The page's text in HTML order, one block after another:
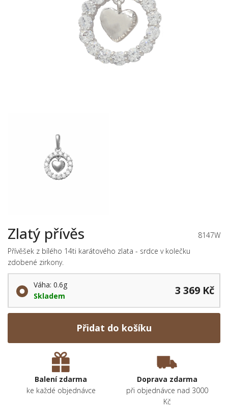
Zlatý přívěs
8147W
Přívěšek z bílého 14ti karátového zlata - srdce v kolečku
zdobené zirkony.
Váha: 0.6g
Skladem
3 369 Kč
Přidat do košíku
Balení zdarma
ke každé objednávce
Doprava zdarma
při objednávce nad 3000
Kč